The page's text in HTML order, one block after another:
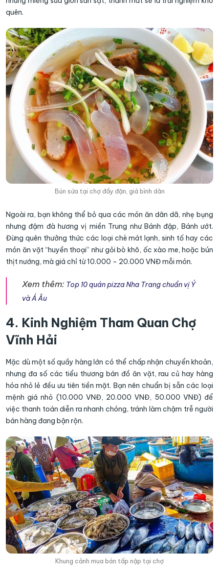
quên.
Bún sứa tại chợ đầy đặn, giá bình dân
Ngoài ra, bạn không thể bỏ qua các món ăn dân dã, nhẹ bụng
nhưng đậm đà hương vị miền Trung như Bánh đập, Bánh ướt.
Đừng quên thưởng thức các loại chè mát lạnh, sinh tố hay các
món ăn vặt “huyền thoại” như gỏi bò khô, ốc xào me, hoặc bún
thịt nướng, mà giá chỉ từ 10.000 – 20.000 VNĐ mỗi món.
Xem thêm: Top 10 quán pizza Nha Trang chuẩn vị Ý
và Á Âu
4. Kinh Nghiệm Tham Quan Chợ
Vĩnh Hải
Mặc dù một số quầy hàng lớn có thể chấp nhận chuyển khoản,
nhưng đa số các tiểu thương bán đồ ăn vặt, rau củ hay hàng
hóa nhỏ lẻ đều ưu tiên tiền mặt. Bạn nên chuẩn bị sẵn các loại
mệnh giá nhỏ (10.000 VNĐ, 20.000 VNĐ, 50.000 VNĐ) để
việc thanh toán diễn ra nhanh chóng, tránh làm chậm trễ người
bán hàng đang bận rộn.
Khung cảnh mua bán tấp nập tại chợ